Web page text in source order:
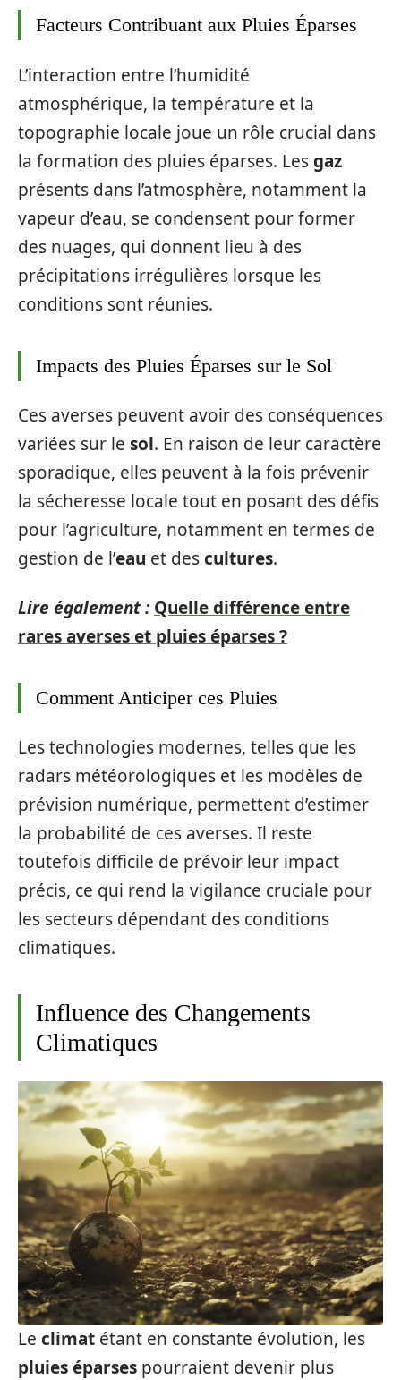
Facteurs Contribuant aux Pluies Éparses
L’interaction entre l’humidité
atmosphérique, la température et la
topographie locale joue un rôle crucial dans
la formation des pluies éparses. Lesgaz
présents dans l’atmosphère, notamment la
vapeur d’eau, se condensent pour former
des nuages, qui donnent lieu à des
précipitations irrégulières lorsque les
conditions sont réunies.
Impacts des Pluies Éparses sur le Sol
Ces averses peuvent avoir des conséquences
variées sur le sol. En raison de leur caractère
sporadique, elles peuvent à la fois prévenir
la sécheresse locale tout en posant des défis
pour l’agriculture, notamment en termes de
gestion de l’eau et descultures.
Lire également : Quelle différence entre
rares averses et pluies éparses ?
Comment Anticiper ces Pluies
Les technologies modernes, telles que les
radars météorologiques et les modèles de
prévision numérique, permettent d’estimer
la probabilité de ces averses. Il reste
toutefois difficile de prévoir leur impact
précis, ce qui rend la vigilance cruciale pour
les secteurs dépendant des conditions
climatiques.
Influence des Changements
Climatiques
Le climat étant en constante évolution, les
pluies éparses pourraient devenir plus